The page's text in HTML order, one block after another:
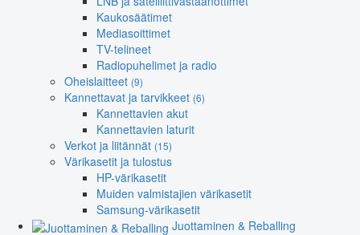
Kaukosäätimet
Mediasoittimet
TV-telineet
Radiopuhelimet ja radio
Oheislaitteet (9)
Kannettavat ja tarvikkeet (6)
Kannettavien akut
Kannettavien laturit
Verkot ja liitännät (15)
Värikasetit ja tulostus
HP-värikasetit
Muiden valmistajien värikasetit
Samsung-värikasetit
Juottaminen & Reballing